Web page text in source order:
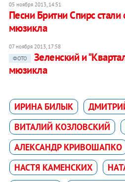
05 ноября 2013, 14:51
Песни Бритни Спирс
мюзикла
07 ноября 2013, 17:58
ФОТО
Зеленский и
мюзикла
ИРИНА БИЛЫК
ВИТАЛИЙ КОЗЛОВСКИЙ
АЛЕКСАНДР КРИВОШАПКО
НАСТЯ КАМЕНСКИХ